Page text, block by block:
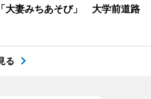
大妻みちあそび」 大学前道路
る